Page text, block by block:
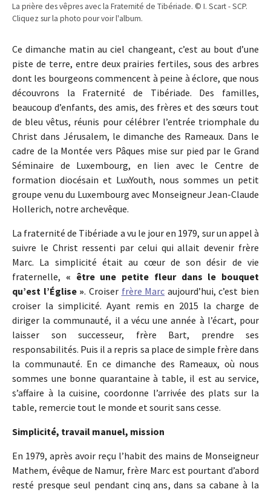
La prière des vêpres avec la Fraternité de Tibériade. © I. Scart - SCP.
Cliquez sur la photo pour voir l'album.
Ce dimanche matin au ciel changeant, c’est au bout d’une
piste de terre, entre deux prairies fertiles, sous des arbres
dont les bourgeons commencent à peine à éclore, que nous
découvrons la Fraternité de Tibériade. Des familles,
beaucoup d’enfants, des amis, des frères et des sœurs tout
de bleu vêtus, réunis pour célébrer l’entrée triomphale du
Christ dans Jérusalem, le dimanche des Rameaux. Dans le
cadre de la Montée vers Pâques mise sur pied par le Grand
Séminaire de Luxembourg, en lien avec le Centre de
formation diocésain et LuxYouth, nous sommes un petit
groupe venu du Luxembourg avec Monseigneur Jean-Claude
Hollerich, notre archevêque.
La fraternité de Tibériade a vu le jour en 1979, sur un appel à
suivre le Christ ressenti par celui qui allait devenir frère
Marc. La simplicité était au cœur de son désir de vie
fraternelle, « être une petite fleur dans le bouquet
qu’est l’Église ». Croiser frère Marc aujourd’hui, c’est bien
croiser la simplicité. Ayant remis en 2015 la charge de
diriger la communauté, il a vécu une année à l’écart, pour
laisser son successeur, frère Bart, prendre ses
responsabilités. Puis il a repris sa place de simple frère dans
la communauté. En ce dimanche des Rameaux, où nous
sommes une bonne quarantaine à table, il est au service,
s’affaire à la cuisine, coordonne l’arrivée des plats sur la
table, remercie tout le monde et sourit sans cesse.
Simplicité, travail manuel, mission
En 1979, après avoir reçu l’habit des mains de Monseigneur
Mathem, évêque de Namur, frère Marc est pourtant d’abord
resté presque seul pendant cinq ans, dans sa cabane à la